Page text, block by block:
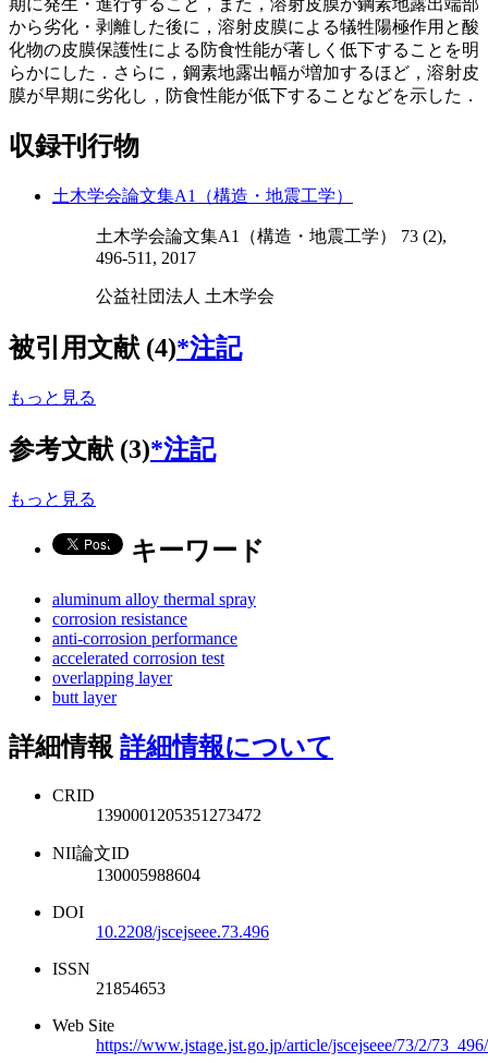
から劣化・剥離した後に，溶射皮膜による犠牲陽極作用と酸
化物の皮膜保護性による防食性能が著しく低下することを明
らかにした．さらに，鋼素地露出幅が増加するほど，溶射皮
膜が早期に劣化し，防食性能が低下することなどを示した．
収録刊行物
土木学会論文集A1（構造・地震工学）
土木学会論文集A1（構造・地震工学） 73 (2),
496-511, 2017
公益社団法人 土木学会
被引用文献 (4)*注記
もっと見る
参考文献 (3)*注記
もっと見る
キーワード
aluminum alloy thermal spray
corrosion resistance
anti-corrosion performance
accelerated corrosion test
overlapping layer
butt layer
詳細情報 詳細情報について
CRID
1390001205351273472
NII論文ID
130005988604
DOI
10.2208/jscejseee.73.496
ISSN
21854653
Web Site
https://www.jstage.jst.go.jp/article/jscejseee/73/2/